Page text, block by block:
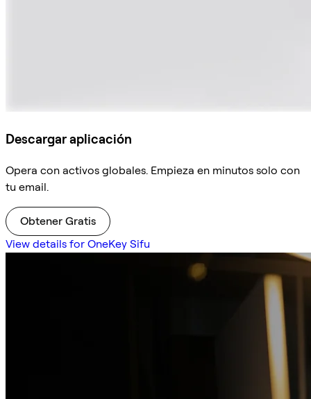
Descargar aplicación
Opera con activos globales. Empieza en minutos solo con
tu email.
Obtener Gratis
View details for OneKey Sifu